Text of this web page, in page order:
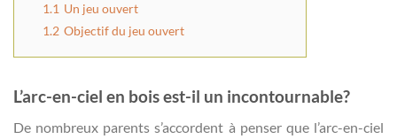
1.1 Un jeu ouvert
1.2 Objectif du jeu ouvert
L’arc-en-ciel en bois est-il un incontournable?
De nombreux parents s’accordent à penser que l’arc-en-ciel